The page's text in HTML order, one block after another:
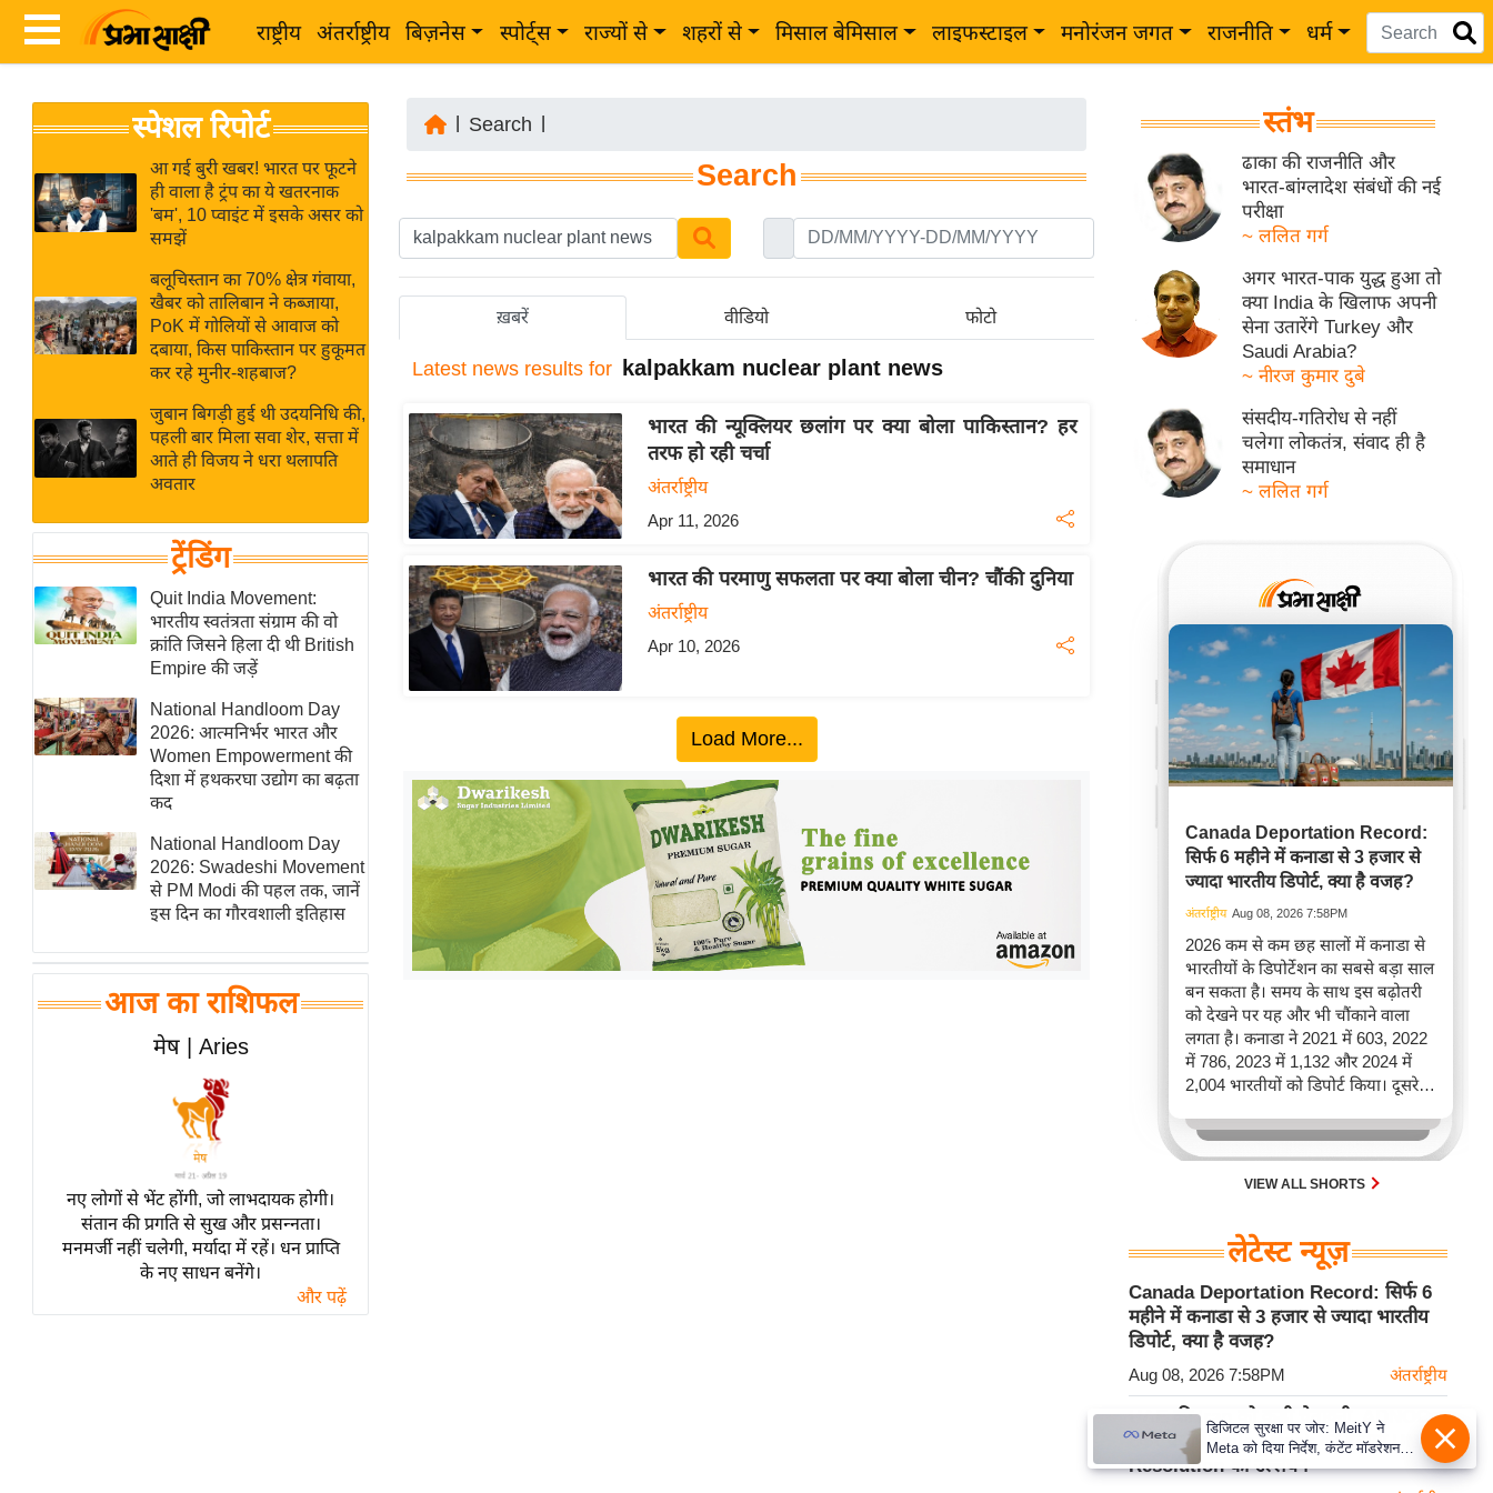
राष्ट्रीय अंतर्राष्ट्रीय बिज़नेस स्पोर्ट्स राज्यों से शहरों से मिसाल बेमिसाल लाइफस्टाइल मनोरंजन जगत राजनीति धर्म
News
Hindi
Live
News in
Hindi
News
Hindi
Videos
ख
ब
र
अंतर्राष्ट्रीय
बिज़नेस
विशेषज्ञ
राय
खेल
क्रिकेट
IPL
2026
ई-पेपर
मिसाल बेमिसाल
शख्सियत
यंग इंडिया
साहित्य जगत
ऑटो वर्ल्ड
न्यूज ब्रीफ
बॉलीवुड
हॉलीवुड
फिल्म समीक्षा
लाइफस्टाइल
टेक्नॉलॉजी
ब्यूटी/फैशन
घरेलू नुस्खे
पर्यटन स्थल
फिटनेस मंत्रा
स्पेशल रिपोर्ट
आ गई बुरी खबर! भारत पर फूटने
ही वाला है ट्रंप का ये खतरनाक
'बम', 10 प्वाइंट में इसके असर को
समझें
बलूचिस्तान का 70% क्षेत्र गंवाया,
खैबर को तालिबान ने कब्जाया,
PoK में गोलियों से आवाज को
दबाया, किस पाकिस्तान पर हुकूमत
कर रहे मुनीर-शहबाज?
जुबान बिगड़ी हुई थी उदयनिधि की,
पहली बार मिला सवा शेर, सत्ता में
आते ही विजय ने धरा थलापति
अवतार
ट्रेंडिंग
Quit India Movement:
भारतीय स्वतंत्रता संग्राम की वो
क्रांति जिसने हिला दी थी British
Empire की जड़ें
National Handloom Day
2026: आत्मनिर्भर भारत और
Women Empowerment की
दिशा में हथकरघा उद्योग का बढ़ता
कद
National Handloom Day
2026: Swadeshi Movement
से PM Modi की पहल तक, जानें
इस दिन का गौरवशाली इतिहास
आज का राशिफल
मेष | Aries
नए लोगों से भेंट होंगी, जो लाभदायक होगी।
संतान की प्रगति से सुख और प्रसन्नता।
मनमर्जी नहीं चलेगी, मर्यादा में रहें। धन प्राप्ति
के नए साधन बनेंगे।
और पढ़ें
Search
Search
ख़बरें वीडियो फोटो
Latest news results for kalpakkam nuclear plant news
भारत की न्यूक्लियर छलांग पर क्या बोला पाकिस्तान? हर
तरफ हो रही चर्चा
अंतर्राष्ट्रीय
Apr 11, 2026
भारत की परमाणु सफलता पर क्या बोला चीन? चौंकी दुनिया
अंतर्राष्ट्रीय
Apr 10, 2026
Load More...
स्तंभ
ढाका की राजनीति और
भारत-बांग्लादेश संबंधों की नई
परीक्षा
~ ललित गर्ग
अगर भारत-पाक युद्ध हुआ तो
क्या India के खिलाफ अपनी
सेना उतारेंगे Turkey और
Saudi Arabia?
~ नीरज कुमार दुबे
संसदीय-गतिरोध से नहीं
चलेगा लोकतंत्र, संवाद ही है
समाधान
~ ललित गर्ग
Canada Deportation Record:
सिर्फ 6 महीने में कनाडा से 3 हजार से
ज्यादा भारतीय डिपोर्ट, क्या है वजह?
अंतर्राष्ट्रीय Aug 08, 2026 7:58PM
2026 कम से कम छह सालों में कनाडा से
भारतीयों के डिपोर्टेशन का सबसे बड़ा साल
बन सकता है। समय के साथ इस बढ़ोतरी
को देखने पर यह और भी चौंकाने वाला
लगता है। कनाडा ने 2021 में 603, 2022
में 786, 2023 में 1,132 और 2024 में
2,004 भारतीयों को डिपोर्ट किया। दूसरे
पूरे साल की तुलना में 2026 की पहली
छमाही में ज़्यादा भारतीयों को वापस भेजा
VIEW ALL SHORTS
लेटेस्ट न्यूज़
Canada Deportation Record: सिर्फ 6
महीने में कनाडा से 3 हजार से ज्यादा भारतीय
डिपोर्ट, क्या है वजह?
Aug 08, 2026 7:58PM अंतर्राष्ट्रीय
UAE की Iran को कड़ी चेतावनी, ADNOC
टैंकर पर Missile Attack को बताया UN
Resolution का उल्लंघन
डिजिटल सुरक्षा पर जोर: MeitY ने
Meta को दिया निर्देश, कंटेंट मॉडरेशन
मजबूत करे